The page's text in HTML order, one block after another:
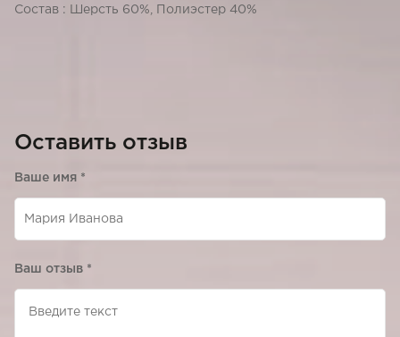
Состав : Шерсть 60%, Полиэстер 40%
Оставить отзыв
Ваше имя *
Ваш отзыв *